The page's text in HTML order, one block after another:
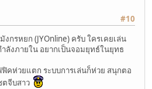
#10
กรหยก (JYOnline) ครับ ใครเคยเล่น
ลังภายใน อยากเป็นจอมยุทธ์ในยุทธ
คห่วยแตก ระบบการเล่นก็ห่วย สนุกตอ
ตจีบสาว